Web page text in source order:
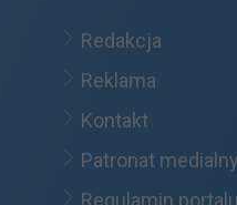
Redakcja
Reklama
Kontakt
Patronat medialny
Regulamin portalu